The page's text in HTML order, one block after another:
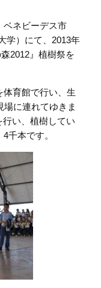
ベネビーデス市
学）にて、2013年
2012』植樹祭を
体育館で行い、生
に連れてゆきま
い、植樹してい
千本です。